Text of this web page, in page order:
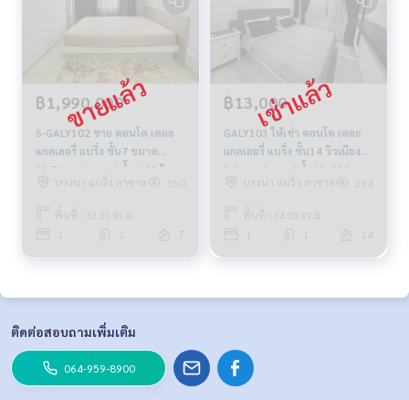
฿1,990,000
S-GALY102 ขาย คอนโด เดอะ
แกลเลอรี่ แบริ่ง ชั้น7 ขนาด
32.5ตรม. 1นอน 1น้ำ 1.99ล้าน
064-959-8900
บางนา แบริ่ง ลาซาล 350
พื้นที่ : 32.50 ตร.ม.
7
฿13,000
GALY103 ให้เช่า คอนโด เดอะ
แกลเลอรี่ แบริ่ง ชั้น14 วิวเมือง
34ตรม. 1นอน 1น้ำ 13,000บ.
064-878-5283
บางนา แบริ่ง ลาซาล 294
พื้นที่ : 34.00 ตร.ม.
14
ติดต่อสอบถามเพิ่มเติม
064-959-8900